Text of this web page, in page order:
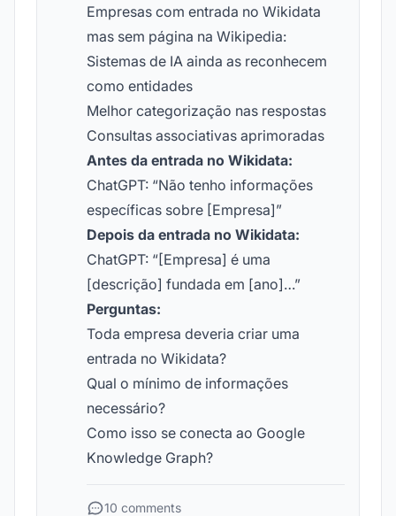
Empresas com entrada no Wikidata
mas sem página na Wikipedia:
Sistemas de IA ainda as reconhecem
como entidades
Melhor categorização nas respostas
Consultas associativas aprimoradas
Antes da entrada no Wikidata:
ChatGPT: “Não tenho informações
específicas sobre [Empresa]”
Depois da entrada no Wikidata:
ChatGPT: “[Empresa] é uma
[descrição] fundada em [ano]…”
Perguntas:
Toda empresa deveria criar uma
entrada no Wikidata?
Qual o mínimo de informações
necessário?
Como isso se conecta ao Google
Knowledge Graph?
10 comments